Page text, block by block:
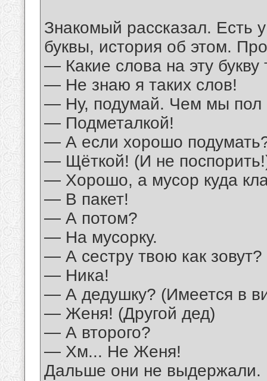
Знакомый рассказал. Есть
буквы, история об этом.
— Какие слова на эту
— Не знаю я таких слов!
— Ну, подумай. Чем мы пол
— Подметалкой!
— А если хорошо
— Щёткой! (И не
— Хорошо, а мусор куда
— В пакет!
— А потом?
— На мусорку.
— А сестру твою как
— Ника!
— А дедушку? (Имеется в
— Женя! (Другой дед)
— А второго?
— Хм... Не Женя!
Дальше они не выдержали.